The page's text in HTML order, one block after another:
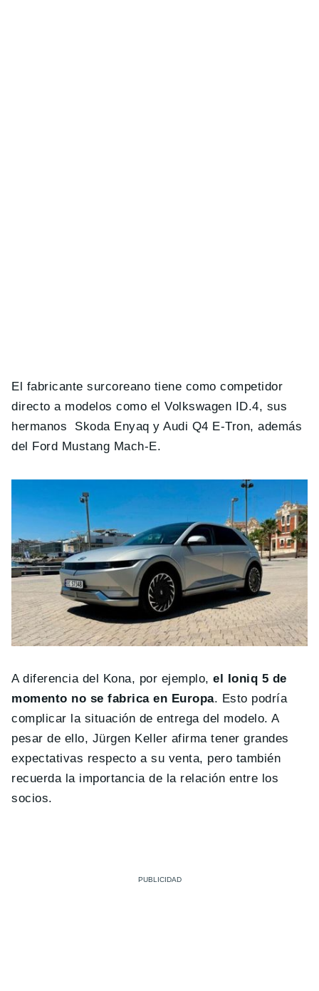
El fabricante surcoreano tiene como competidor
directo a modelos como el Volkswagen ID.4, sus
hermanos Skoda Enyaq y Audi Q4 E-Tron, además
del Ford Mustang Mach-E.
A diferencia del Kona, por ejemplo,el Ioniq 5 de
momento no se fabrica en Europa. Esto podría
complicar la situación de entrega del modelo. A
pesar de ello, Jürgen Keller afirma tener grandes
expectativas respecto a su venta, pero también
recuerda la importancia de la relación entre los
socios.